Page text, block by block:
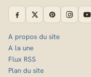
A propos du site
A la une
Flux RSS
Plan du site